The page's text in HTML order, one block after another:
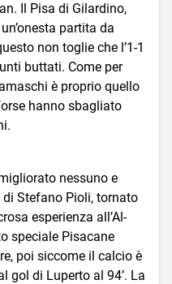
Il Pisa di Gilardino,
partita da
non toglie che l’1-1
buttati. Come per
è proprio quello
hanno sbagliato
nessuno e
Stefano Pioli, tornato
esperienza all’Al-
speciale Pisacane
poi siccome il calcio è
gol di Luperto al 94’. La